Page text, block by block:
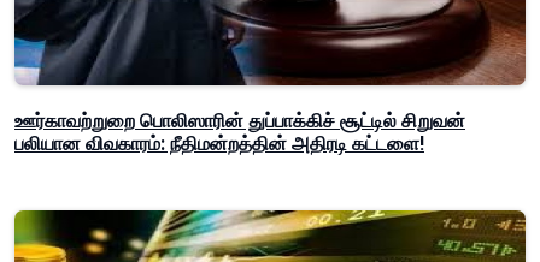
ஊர்காவற்றுறை பொலிஸாரின் துப்பாக்கிச் சூட்டில் சிறுவன்
பலியான விவகாரம்: நீதிமன்றத்தின் அதிரடி கட்டளை!